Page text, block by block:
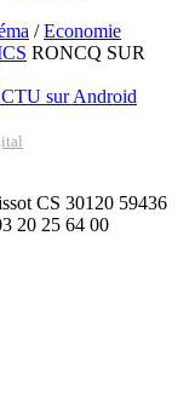
/Economie
RONCQ SUR
CS 30120 59436
20 25 64 00